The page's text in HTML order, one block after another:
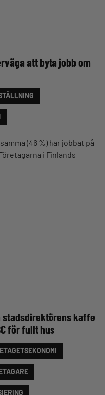
att byta jobb om
(46 %) har jobbat på
i Finlands
stadsdirektörens kaffe
för fullt hus